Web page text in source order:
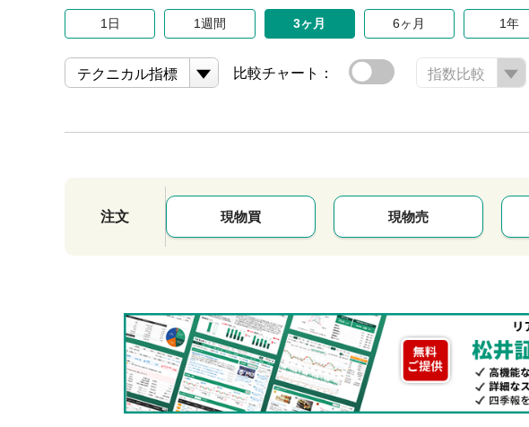
1日 1週間 3ヶ月 6ヶ月 1年
テクニカル指標 比較チャート： 指数比較
注文 現物買 現物売